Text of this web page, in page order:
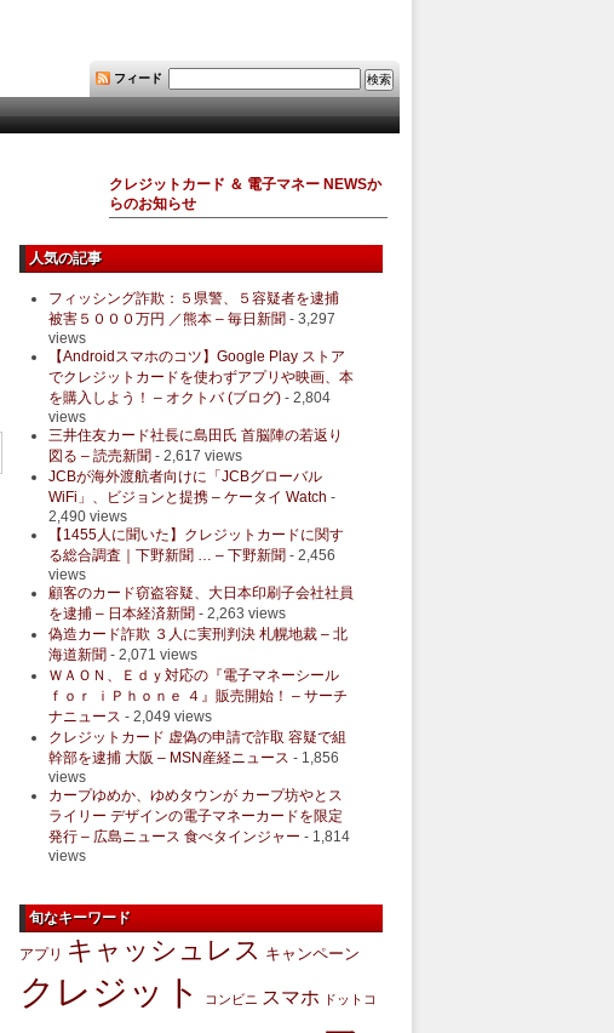
フィード
クレジットカード ＆ 電子マネー NEWSか
らのお知らせ
人気の記事
フィッシング詐欺：５県警、５容疑者を逮捕
被害５０００万円 ／熊本 – 毎日新聞 - 3,297
views
【Androidスマホのコツ】Google Play ストア
でクレジットカードを使わずアプリや映画、本
を購入しよう！ – オクトバ (ブログ) - 2,804
views
三井住友カード社長に島田氏 首脳陣の若返り
図る – 読売新聞 - 2,617 views
JCBが海外渡航者向けに「JCBグローバル
WiFi」、ビジョンと提携 – ケータイ Watch -
2,490 views
【1455人に聞いた】クレジットカードに関す
る総合調査｜下野新聞 … – 下野新聞 - 2,456
views
顧客のカード窃盗容疑、大日本印刷子会社社員
を逮捕 – 日本経済新聞 - 2,263 views
偽造カード詐欺 ３人に実刑判決 札幌地裁 – 北
海道新聞 - 2,071 views
ＷＡＯＮ、Ｅｄｙ対応の『電子マネーシール
ｆｏｒ ｉＰｈｏｎｅ ４』販売開始！ – サーチ
ナニュース - 2,049 views
クレジットカード 虚偽の申請で詐取 容疑で組
幹部を逮捕 大阪 – MSN産経ニュース - 1,856
views
カープゆめか、ゆめタウンが カープ坊やとス
ライリー デザインの電子マネーカードを限定
発行 – 広島ニュース 食べタインジャー - 1,814
views
旬なキーワード
アプリ キャッシュレス キャンペーン
クレジット コンビニ スマホ ドットコ